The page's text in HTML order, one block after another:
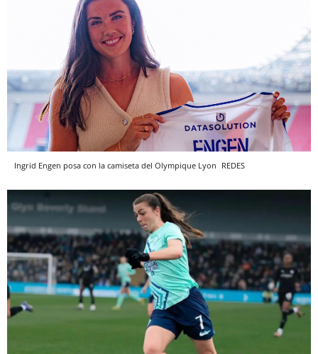
Ingrid Engen posa con la camiseta del Olympique Lyon REDES